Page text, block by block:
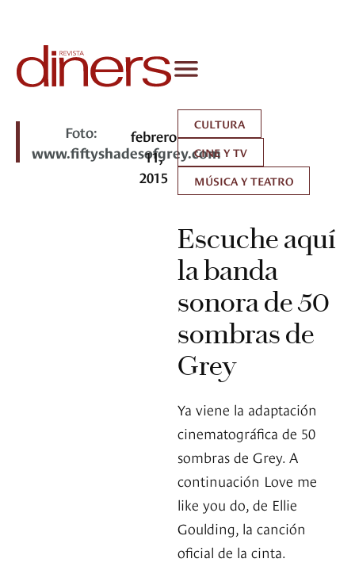
Foto:
www.fiftyshadesofgrey.com
febrero
11,
2015
CULTURA
CINE Y TV
MÚSICA Y TEATRO
Escuche aquí
la banda
sonora de 50
sombras de
Grey
Ya viene la adaptación
cinematográfica de 50
sombras de Grey. A
continuación Love me
like you do, de Ellie
Goulding, la canción
oficial de la cinta.